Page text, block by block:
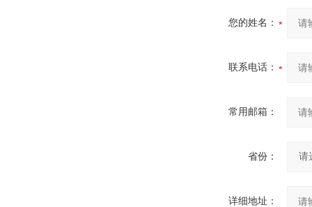
您的姓名：
联系电话：
常用邮箱：
省份：
详细地址：